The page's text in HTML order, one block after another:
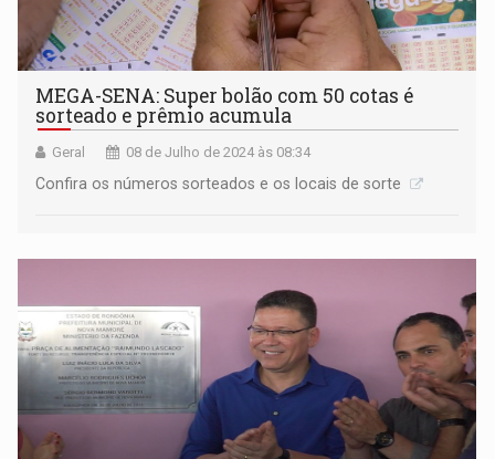
MEGA-SENA: Super bolão com 50 cotas é
sorteado e prêmio acumula
Geral 08 de Julho de 2024 às 08:34
Confira os números sorteados e os locais de sorte